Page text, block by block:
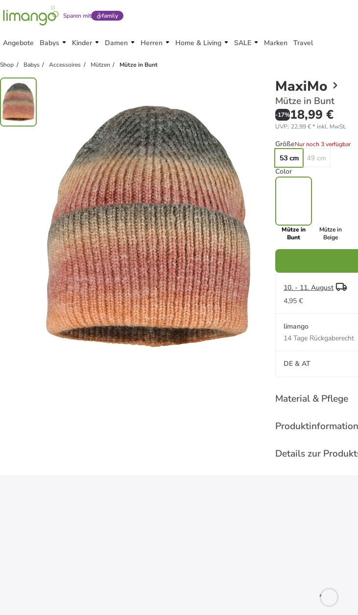
Sparen mit family
Angebote Babys Kinder Damen Herren Home & Living SALE Marken Travel
Shop Babys Accessoires Mützen Mütze in Bunt
MaxiMo
Mütze in Bunt
-17%18,99 €
UVP: 22,99 €* inkl. MwSt.
GrößeNur noch 3 verfügbar
53 cm
49 cm
Color
Mütze in
Bunt
Mütze in
Beige
10. - 11. August
4,95 €
limango
14 Tage Rückgaberecht
DE & AT
Material & Pflege
Produktinformation
Details zur